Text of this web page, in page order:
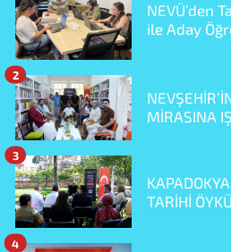
NEVÜ’den
ile Aday
MİRASINA
2
TARİHİ
3
4